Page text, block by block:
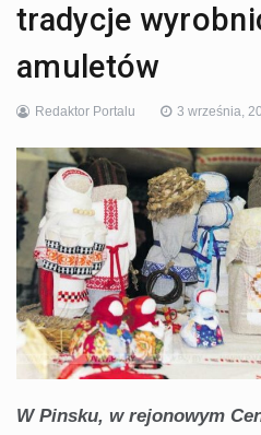
tradycje
amuletów
Redaktor Portalu 3 września,
W Pinsku, w rejonowym